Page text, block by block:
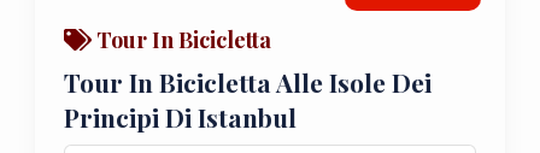
Tour In Bicicletta
Tour In Bicicletta Alle Isole Dei
Principi Di Istanbul